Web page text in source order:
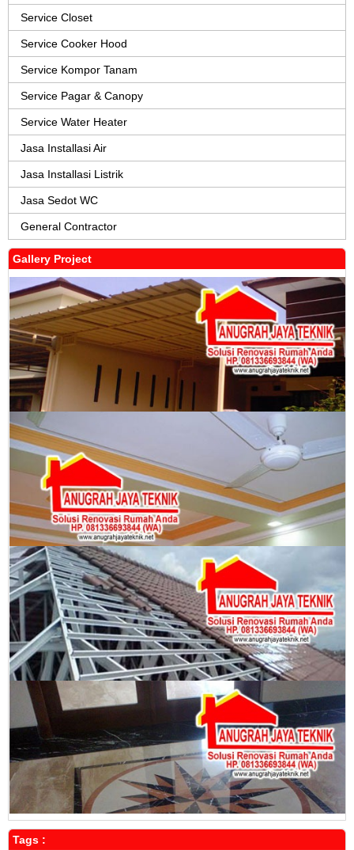
Service Closet
Service Cooker Hood
Service Kompor Tanam
Service Pagar & Canopy
Service Water Heater
Jasa Installasi Air
Jasa Installasi Listrik
Jasa Sedot WC
General Contractor
Gallery Project
Tags :